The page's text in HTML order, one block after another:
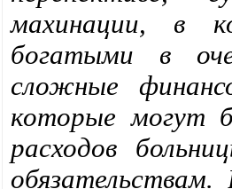
махинации, в
богатыми в
сложные
которые могут
расходов